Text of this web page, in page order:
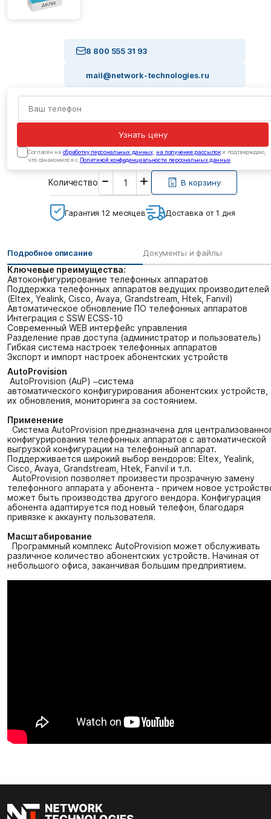
8 800 555 31 93
mail@network-technologies.ru
Узнать цену
Cогласен на обработку персональных данных, на получение рассылоки подтверждаю,
что ознакомился с Политикой конфиденциальности персональных данных
Количество
Введите
необходимое
количество
В корзину
Гарантия 12 месяцев Доставка от 1 дня
Подробное описание Документы и файлы
Ключевые преимущества:
Автоконфигурирование телефонных аппаратов
Поддержка телефонных аппаратов ведущих производителей
(Eltex, Yealink, Cisco, Avaya, Grandstream, Htek, Fanvil)
Автоматическое обновление ПО телефонных аппаратов
Интеграция с SSW ECSS-10
Современный WEB интерфейс управления
Разделение прав доступа (администратор и пользователь)
Гибкая система настроек телефонных аппаратов
Экспорт и импорт настроек абонентских устройств
AutoProvision
AutoProvision (AuP) –система
автоматического конфигурирования абонентских устройств,
их обновления, мониторинга за состоянием.
Применение
Cистема AutoProvision предназначена для
конфигурирования телефонных аппаратов с автоматической
выгрузкой конфигурации на телефонный аппарат.
Поддерживается широкий выбор вендоров: Eltex, Yealink,
Cisco, Avaya, Grandstream, Htek, Fanvil и т.п.
AutoProvision позволяет произвести прозрачную замену
телефонного аппарата у абонента - причем новое
может быть производства другого вендора. Конфигурация
абонента адаптируется под новый телефон, благодаря
привязке к аккаунту пользователя.
Масштабирование
Программный комплекс AutoProvision может обслуживать
различное количество абонентских устройств. Начиная от
небольшого офиса, заканчивая большим предприятием.